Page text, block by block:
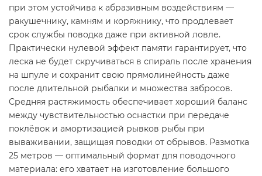
при этом устойчива к абразивным воздействиям —
ракушечнику, камням и коряжнику, что продлевает
срок службы поводка даже при активной ловле.
Практически нулевой эффект памяти гарантирует, что
леска не будет скручиваться в спираль после хранения
на шпуле и сохранит свою прямолинейность даже
после длительной рыбалки и множества забросов.
Средняя растяжимость обеспечивает хороший баланс
между чувствительностью оснастки при передаче
поклёвок и амортизацией рывков рыбы при
вываживании, защищая поводки от обрывов. Размотка
25 метров — оптимальный формат для поводочного
материала: его хватает на изготовление большого